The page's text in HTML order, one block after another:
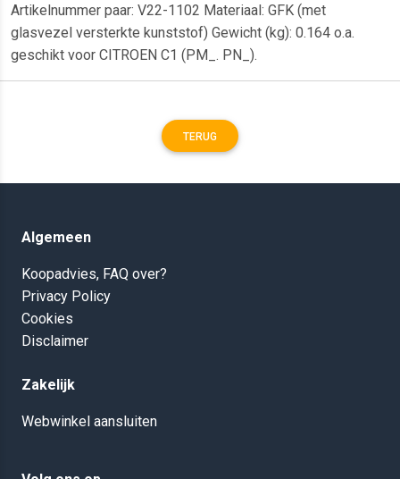
Artikelnummer paar: V22-1102 Materiaal: GFK (met
glasvezel versterkte kunststof) Gewicht (kg): 0.164 o.a.
geschikt voor CITROEN C1 (PM_. PN_).
TERUG
Algemeen
Koopadvies, FAQ over?
Privacy Policy
Cookies
Disclaimer
Zakelijk
Webwinkel aansluiten